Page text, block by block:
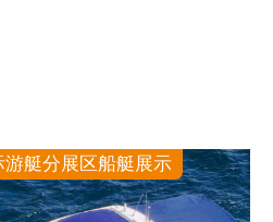
艇分展区船艇展示